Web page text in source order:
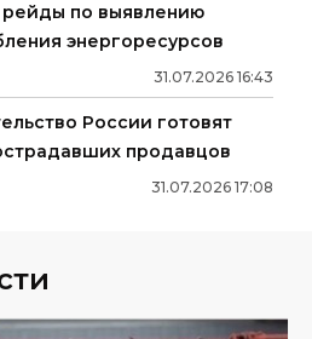
рейды по выявлению
энергоресурсов
31.07.2026 16:43
России готовят
продавцов
31.07.2026 17:08